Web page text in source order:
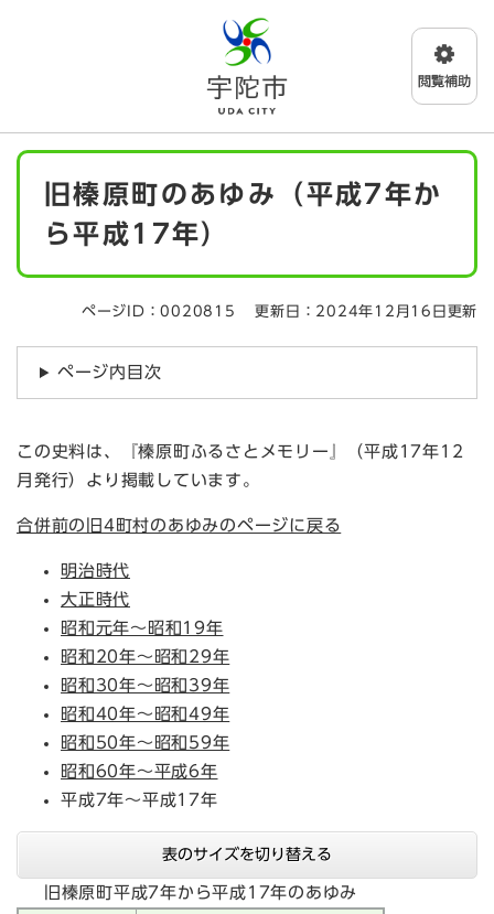
メニューを飛ばして本文へ
本
旧榛原町のあゆみ（平成7年か
ら平成17年）
ページID：0020815 更新日：2024年12月16日更新
ページ内目次
この史料は、『榛原町ふるさとメモリー』（平成17年12
月発行）より掲載しています。
合併前の旧4町村のあゆみのページに戻る
明治時代
大正時代
昭和元年～昭和19年
昭和20年～昭和29年
昭和30年～昭和39年
昭和40年～昭和49年
昭和50年～昭和59年
昭和60年～平成6年
平成7年～平成17年​​​​​
表のサイズを切り替える
旧榛原町平成7年から平成17年のあゆみ